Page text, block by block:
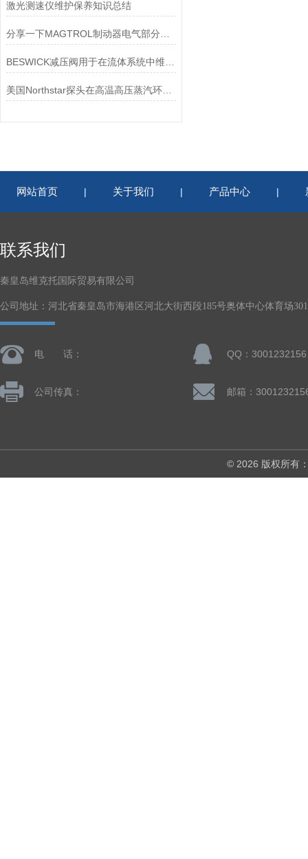
激光测速仪维护保养知识总结
美国Northstar探头在高温高压蒸汽环境下的液位测量可靠性
网站首页 | 关于我们 | 产品中心 |
联系我们
秦皇岛维克托国际贸易有限公司
公司地址：河北省秦皇岛市海港区河北大街西段185号奥体中心体育场
电 话： QQ：3001232156
公司传真： 邮箱：
© 2026 版权所有